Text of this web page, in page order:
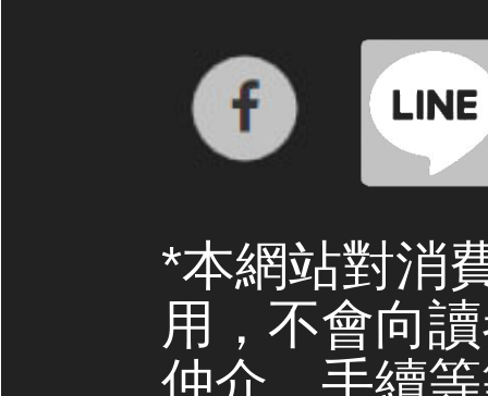
*本網站對消
用，不會向
仲介、手續